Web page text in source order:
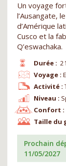
Un voyage
l’Ausangate,
d’Amérique
Cusco et la
Q’eswachaka.
Durée :
Niveau :
Voyage :
Confort :
Activité :
Taille du
Prochain
11/05/2027